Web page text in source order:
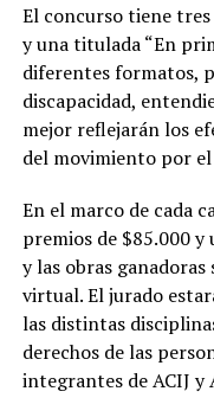
El concurso tiene
y una titulada “En
diferentes formatos,
discapacidad,
mejor reflejarán los
del movimiento por
En el marco de cada
premios de $85.000 y
y las obras
virtual. El jurado
las distintas
derechos de las
integrantes de ACIJ y